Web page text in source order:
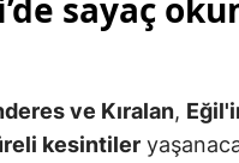
sayaç
ve Kıralan,
kesintiler